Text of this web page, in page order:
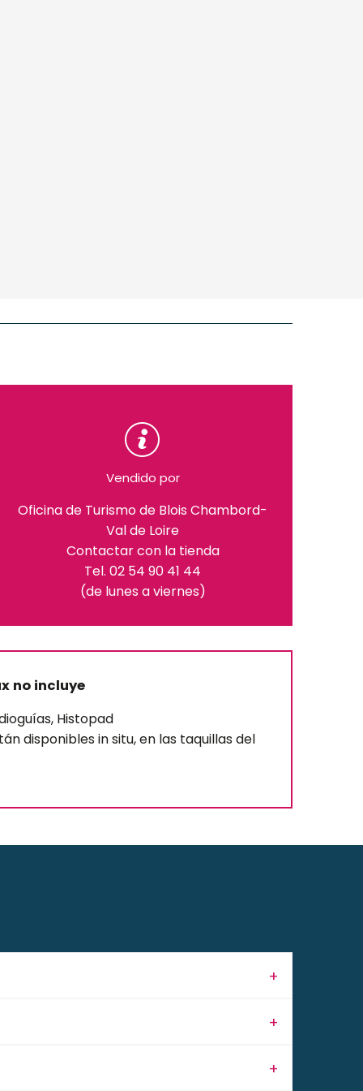
Vendido por
Oficina de Turismo de Blois Chambord-
Val de Loire
Contactar con la tienda
Tel. 02 54 90 41 44
(de lunes a viernes)
no incluye
Histopad
disponibles in situ, en las taquillas del